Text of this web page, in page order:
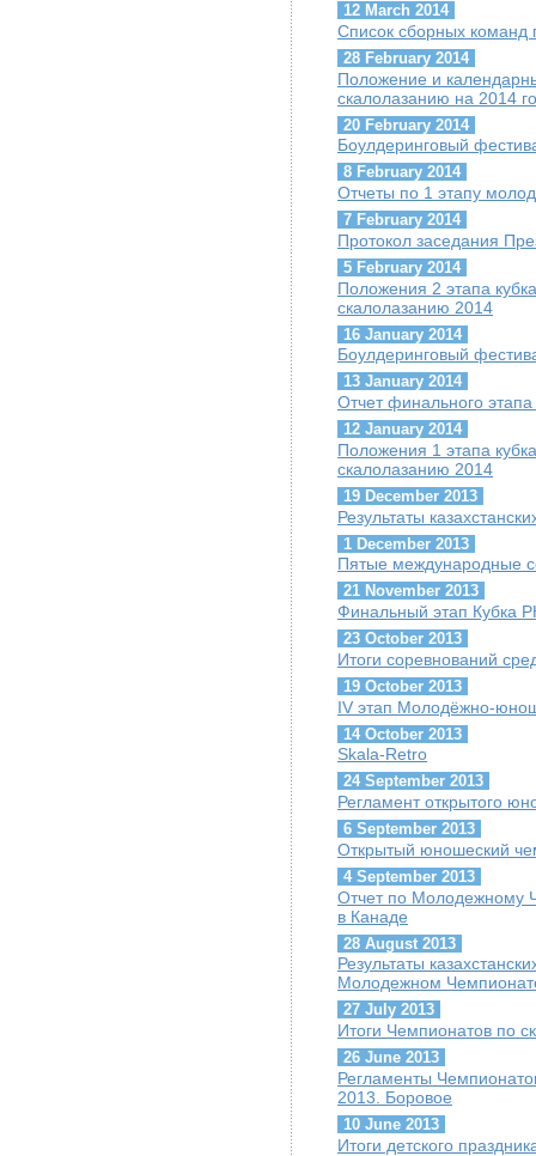
12 March 2014
Список сборных команд
28 February 2014
Положение и
скалолазанию на 2014
20 February 2014
Боулдеринговый
8 February 2014
Отчеты по 1 этапу
7 February 2014
Протокол заседания
5 February 2014
Положения 2 этапа
скалолазанию 2014
16 January 2014
Боулдеринговый
13 January 2014
Отчет финального
12 January 2014
Положения 1 этапа
скалолазанию 2014
19 December 2013
Результаты
1 December 2013
Пятые международные
21 November 2013
Финальный этап Кубка
23 October 2013
Итоги соревнований
19 October 2013
IV этап Молодёжно-
14 October 2013
Skala-Retro
24 September 2013
Регламент открытого
6 September 2013
Открытый юношеский
4 September 2013
Отчет по Молодежному
в Канаде
28 August 2013
Результаты
Молодежном
27 July 2013
Итоги Чемпионатов по
26 June 2013
Регламенты
2013. Боровое
10 June 2013
Итоги детского